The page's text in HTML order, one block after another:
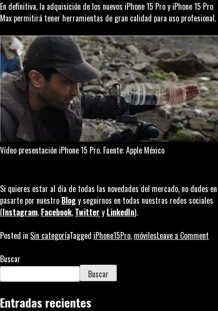
En definitiva, la adquisición de los nuevos iPhone 15 Pro y iPhone 15 Pro
Max permitirá tener herramientas de gran calidad para uso profesional.
Vídeo presentación iPhone 15 Pro. Fuente: Apple México
Si quieres estar al día de todas las novedades del mercado, no dudes en
pasarte por nuestro Blogy seguirnos en todas nuestras redes sociales
(Instagram, Facebook, Twitter y LinkedIn).
Posted in Sin categoríaTagged iPhone15Pro, móvilesLeave a Comment
Buscar
Buscar
Entradas recientes